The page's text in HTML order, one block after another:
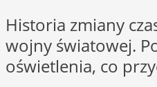
Historia zmiany
wojny światowej.
oświetlenia, co